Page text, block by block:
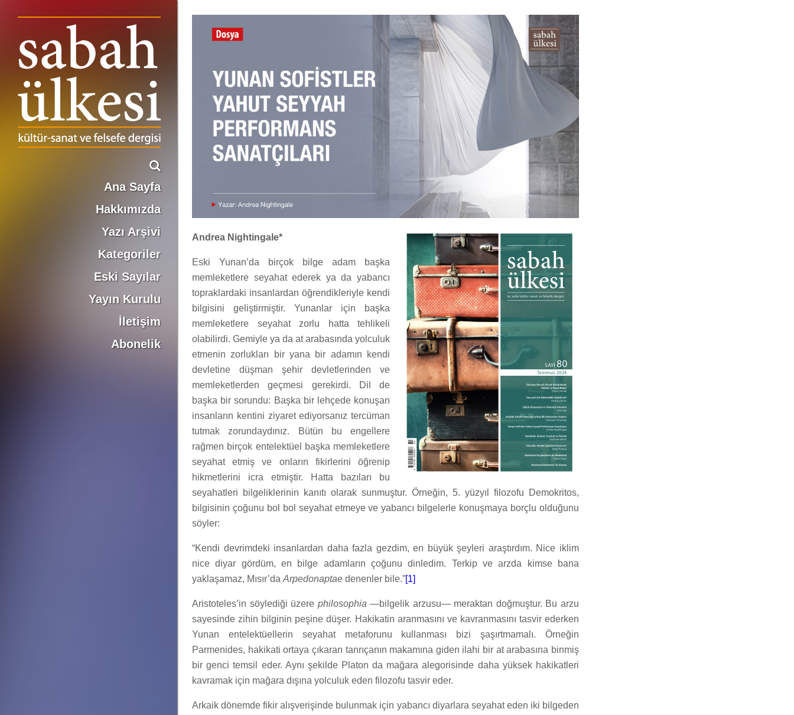
Ana Sayfa
Hakkımızda
Yazı Arşivi
Kategoriler
Eski Sayılar
Yayın Kurulu
İletişim
Abonelik
Andrea Nightingale*
Eski Yunan’da birçok bilge adam başka
memleketlere seyahat ederek ya da yabancı
topraklardaki insanlardan öğrendikleriyle kendi
bilgisini geliştirmiştir. Yunanlar için başka
memleketlere seyahat zorlu hatta tehlikeli
olabilirdi. Gemiyle ya da at arabasında yolculuk
etmenin zorlukları bir yana bir adamın kendi
devletine düşman şehir devletlerinden ve
memleketlerden geçmesi gerekirdi. Dil de
başka bir sorundu: Başka bir lehçede konuşan
insanların kentini ziyaret ediyorsanız tercüman
tutmak zorundaydınız. Bütün bu engellere
rağmen birçok entelektüel başka memleketlere
seyahat etmiş ve onların fikirlerini öğrenip
hikmetlerini icra etmiştir. Hatta bazıları bu
seyahatleri bilgeliklerinin kanıtı olarak sunmuştur. Örneğin, 5. yüzyıl filozofu Demokritos,
bilgisinin çoğunu bol bol seyahat etmeye ve yabancı bilgelerle konuşmaya borçlu olduğunu
söyler:
“Kendi devrimdeki insanlardan daha fazla gezdim, en büyük şeyleri araştırdım. Nice iklim
nice diyar gördüm, en bilge adamların çoğunu dinledim. Terkip ve arzda kimse bana
yaklaşamaz, Mısır’da Arpedonaptae denenler bile.”[1]
Aristoteles’in söylediği üzere philosophia —bilgelik arzusu— meraktan doğmuştur. Bu arzu
sayesinde zihin bilginin peşine düşer. Hakikatin aranmasını ve kavranmasını tasvir ederken
Yunan entelektüellerin seyahat metaforunu kullanması bizi şaşırtmamalı. Örneğin
Parmenides, hakikati ortaya çıkaran tanrıçanın makamına giden ilahi bir at arabasına binmiş
bir genci temsil eder. Aynı şekilde Platon da mağara alegorisinde daha yüksek hakikatleri
kavramak için mağara dışına yolculuk eden filozofu tasvir eder.
Arkaik dönemde fikir alışverişinde bulunmak için yabancı diyarlara seyahat eden iki bilgeden